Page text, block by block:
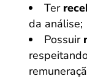
Ter
da análise;
Possuir